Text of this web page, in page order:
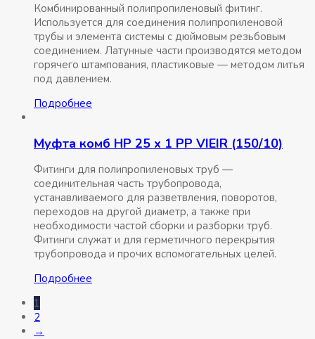
Комбинированный полипропиленовый фитинг.
Используется для соединения полипропиленовой
трубы и элемента системы с дюймовым резьбовым
соединением. Латунные части производятся методом
горячего штампования, пластиковые — методом литья
под давлением.
Подробнее
Муфта комб НР 25 x 1 РР VIEIR (150/10)
Фитинги для полипропиленовых труб —
соединительная часть трубопровода,
устанавливаемого для разветвления, поворотов,
переходов на другой диаметр, а также при
необходимости частой сборки и разборки труб.
Фитинги служат и для герметичного перекрытия
трубопровода и прочих вспомогательных целей.
Подробнее
1
2
→